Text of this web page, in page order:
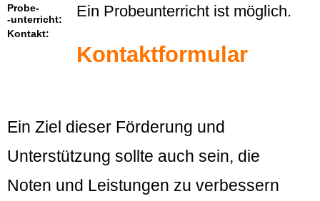
Probe-
-unterricht:
Ein Probeunterricht ist möglich.
Kontakt:
Kontaktformular
Ein Ziel dieser Förderung und
Unterstützung sollte auch sein, die
Noten und Leistungen zu verbessern